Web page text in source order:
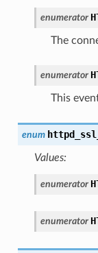
enumerator
The
enumerator
This
enum
Values:
enumerator
enumerator